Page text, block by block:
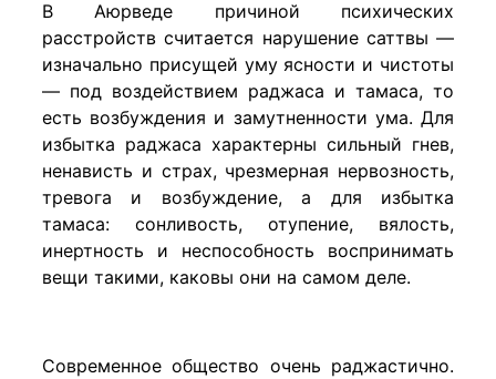
В Аюрведе причиной психических
расстройств считается нарушение саттвы —
изначально присущей уму ясности и чистоты
— под воздействием раджаса и тамаса, то
есть возбуждения и замутненности ума. Для
избытка раджаса характерны сильный гнев,
ненависть и страх, чрезмерная нервозность,
тревога и возбуждение, а для избытка
тамаса: сонливость, отупение, вялость,
инертность и неспособность воспринимать
вещи такими, каковы они на самом деле.
Современное общество очень раджастично.